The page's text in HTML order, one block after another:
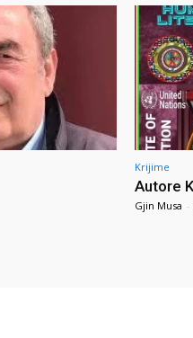
Krijime
Autore
Gjin Musa -